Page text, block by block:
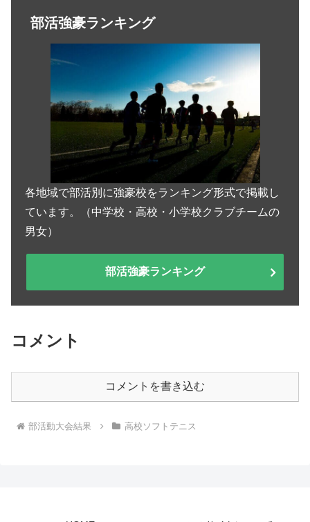
部活強豪ランキング
各地域で部活別に強豪校をランキング形式で掲載し
ています。（中学校・高校・小学校クラブチームの
男女）
部活強豪ランキング
コメント
コメントを書き込む
部活動大会結果 高校ソフトテニス